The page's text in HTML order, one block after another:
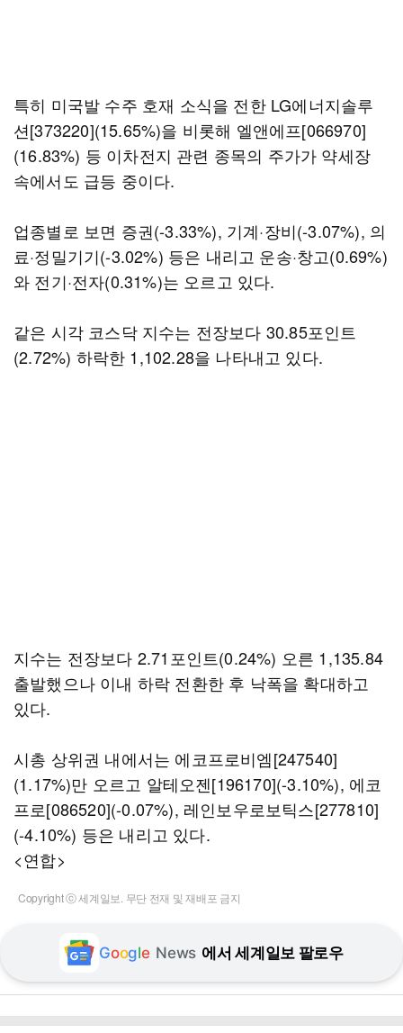
특히 미국발 수주 호재 소식을 전한 LG에너지솔루
션[373220](15.65%)을 비롯해 엘앤에프[066970]
(16.83%) 등 이차전지 관련 종목의 주가가 약세장
속에서도 급등 중이다.
업종별로 보면 증권(-3.33%), 기계·장비(-3.07%), 의
료·정밀기기(-3.02%) 등은 내리고 운송·창고(0.69%)
와 전기·전자(0.31%)는 오르고 있다.
같은 시각 코스닥 지수는 전장보다 30.85포인트
(2.72%) 하락한 1,102.28을 나타내고 있다.
지수는 전장보다 2.71포인트(0.24%) 오른 1,135.84
출발했으나 이내 하락 전환한 후 낙폭을 확대하고
있다.
시총 상위권 내에서는 에코프로비엠[247540]
(1.17%)만 오르고 알테오젠[196170](-3.10%), 에코
프로[086520](-0.07%), 레인보우로보틱스[277810]
(-4.10%) 등은 내리고 있다.
<연합>
Copyright ⓒ 세계일보. 무단 전재 및 재배포 금지
Google News 에서 세계일보 팔로우